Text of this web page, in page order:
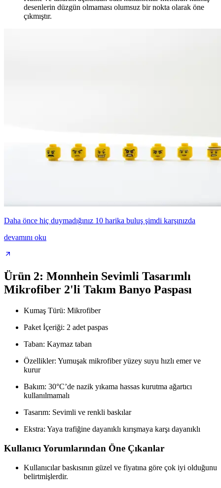
desenlerin düzgün olmaması olumsuz bir nokta olarak öne
çıkmıştır.
Daha önce hiç duymadığınız 10 harika buluş şimdi karşınızda
devamını oku
Ürün 2: Monnhein Sevimli Tasarımlı
Mikrofiber 2'li Takım Banyo Paspası
Kumaş Türü: Mikrofiber
Paket İçeriği: 2 adet paspas
Taban: Kaymaz taban
Özellikler: Yumuşak mikrofiber yüzey suyu hızlı emer ve
kurur
Bakım: 30°C’de nazik yıkama hassas kurutma ağartıcı
kullanılmamalı
Tasarım: Sevimli ve renkli baskılar
Ekstra: Yaya trafiğine dayanıklı kırışmaya karşı dayanıklı
Kullanıcı Yorumlarından Öne Çıkanlar
Kullanıcılar baskısının güzel ve fiyatına göre çok iyi olduğunu
belirtmişlerdir.